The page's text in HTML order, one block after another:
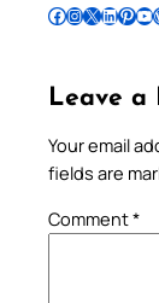
Follow Pradeep on Facebook Follow Pradeep on InstagramFollow Pradeep on X Follow Pradeep on LinkedIn Follow Pradeep on Pinterest Subscribe to Pradeep’s Youtube Channel Follow
Leave a
Your email
fields are
Comment*